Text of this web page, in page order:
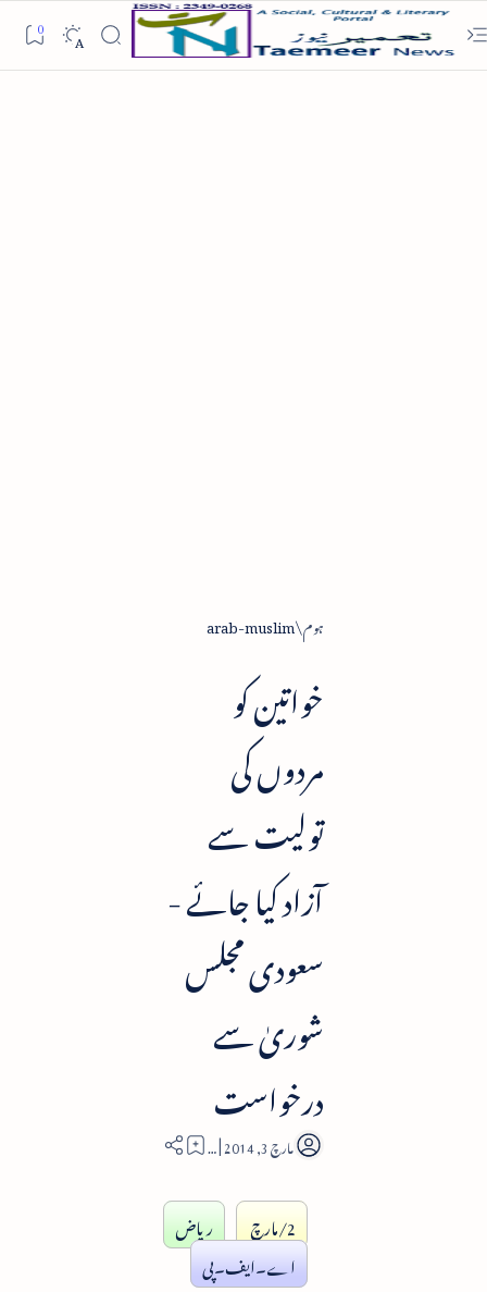
ہوم arab-muslim
خواتین کو
مردوں کی
تولیت سے
آزاد کیا جائے -
سعودی مجلس
شوریٰ سے
درخواست
2
2/مارچ
ریاض
اے۔ایف۔پی